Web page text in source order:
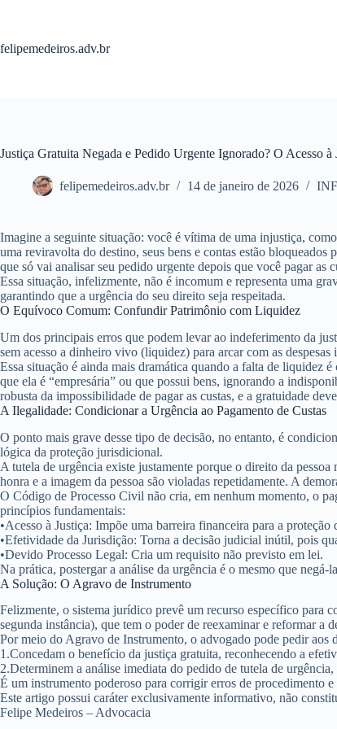
conteúdo
felipemedeiros.adv.br
Justiça Gratuita Negada e Pedido Urgente Ignorado? O Acesso à
felipemedeiros.adv.br 14 de janeiro de 2026
Imagine a seguinte situação: você é vítima de uma injustiça,
uma reviravolta do destino, seus bens e contas estão
que só vai analisar seu pedido urgente depois que você pagar as
Essa situação, infelizmente, não é incomum e representa uma
garantindo que a urgência do seu direito seja respeitada.
O Equívoco Comum: Confundir Patrimônio com Liquidez
Um dos principais erros que podem levar ao indeferimento da
sem acesso a dinheiro vivo (liquidez) para arcar com as despesas
Essa situação é ainda mais dramática quando a falta de liquidez é
que ela é “empresária” ou que possui bens, ignorando a
robusta da impossibilidade de pagar as custas, e a gratuidade
A Ilegalidade: Condicionar a Urgência ao Pagamento de Custas
O ponto mais grave desse tipo de decisão, no entanto, é
lógica da proteção jurisdicional.
A tutela de urgência existe justamente porque o direito da pessoa
honra e a imagem da pessoa são violadas repetidamente. A
O Código de Processo Civil não cria, em nenhum momento, o
princípios fundamentais:
•Acesso à Justiça: Impõe uma barreira financeira para a proteção
•Efetividade da Jurisdição: Torna a decisão judicial inútil, pois
•Devido Processo Legal: Cria um requisito não previsto em lei.
Na prática, postergar a análise da urgência é o mesmo que
A Solução: O Agravo de Instrumento
Felizmente, o sistema jurídico prevê um recurso específico para
segunda instância), que tem o poder de reexaminar e reformar a
Por meio do Agravo de Instrumento, o advogado pode pedir aos
1.Concedam o benefício da justiça gratuita, reconhecendo a
2.Determinem a análise imediata do pedido de tutela de urgência,
É um instrumento poderoso para corrigir erros de procedimento
Este artigo possui caráter exclusivamente informativo, não
Felipe Medeiros – Advocacia